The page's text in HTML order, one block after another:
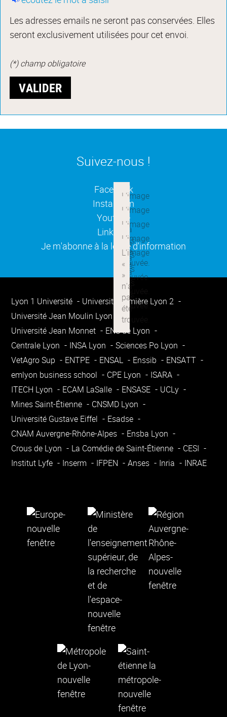
Les adresses emails ne seront pas conservées. Elles
seront exclusivement utilisées pour cet envoi.
(*) champ obligatoire
Suivez-nous !
Facebook(ouverture dans une
Instagram(ouverture dans une
Youtube(ouverture dans une
Linkedin
(ouverture dans une
Je m'abonne à la lettre d'information
(ouverture dans une
Lyon 1 Université
Université Lumière Lyon 2
Université Jean Moulin Lyon 3
Université Jean Monnet
ENS de Lyon
Centrale Lyon
INSA Lyon
Sciences Po Lyon
VetAgro Sup
ENTPE ENSAL Enssib
ENSATT
emlyon business school
CPE Lyon
ISARA
ITECH Lyon
ECAM LaSalle ENSASE
UCLy
Mines Saint-Étienne
CNSMD Lyon
Université Gustave Eiffel
Esadse
CNAM Auvergne-Rhône-Alpes
Ensba Lyon
Crous de Lyon
La Comédie de Saint-Étienne
CESI
Institut Lyfe
Inserm IFPEN Anses Inria INRAE